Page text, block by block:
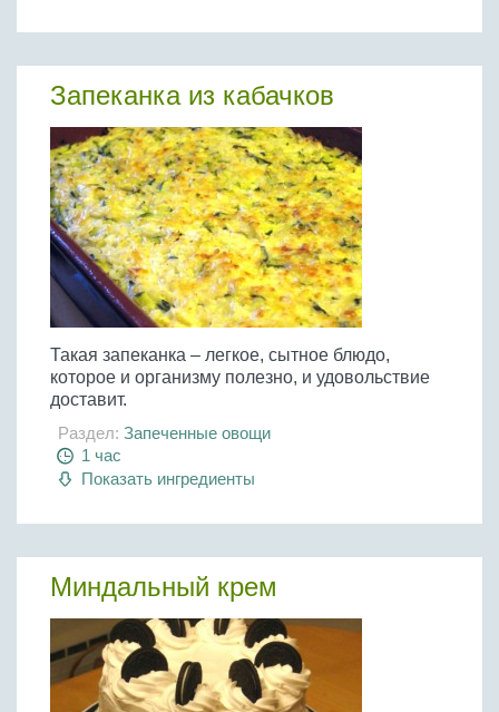
Запеканка из кабачков
Такая запеканка – легкое, сытное блюдо,
которое и организму полезно, и удовольствие
доставит.
Раздел: Запеченные овощи
1 час
Показать ингредиенты
Миндальный крем